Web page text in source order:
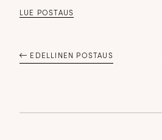
LUE POSTAUS
EDELLINEN POSTAUS